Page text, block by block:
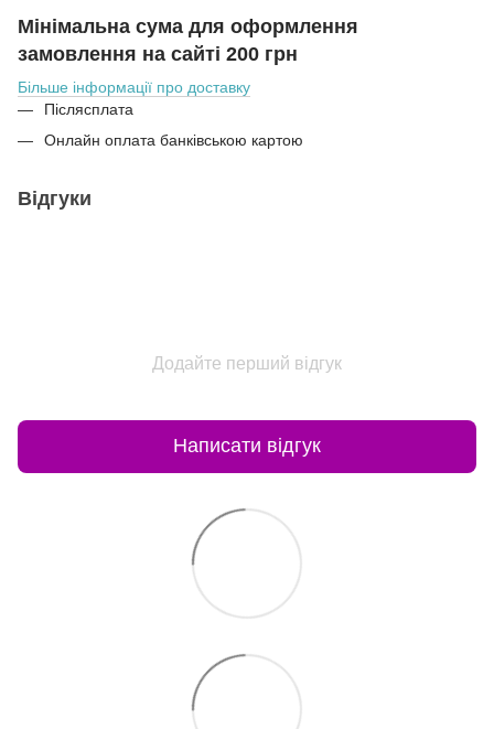
Мінімальна сума для оформлення
замовлення на сайті 200 грн
Більше інформації про доставку
Післясплата
Онлайн оплата банківською картою
Відгуки
Додайте перший відгук
Написати відгук